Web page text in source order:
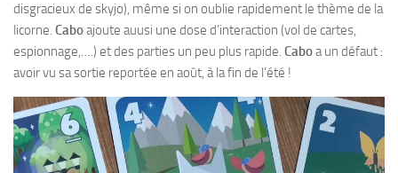
disgracieux de skyjo), même si on oublie rapidement le thème de la
licorne. Caboajoute auusi une dose d’interaction (vol de cartes,
espionnage,….) et des parties un peu plus rapide. Caboa un défaut :
avoir vu sa sortie reportée en août, à la fin de l’été !